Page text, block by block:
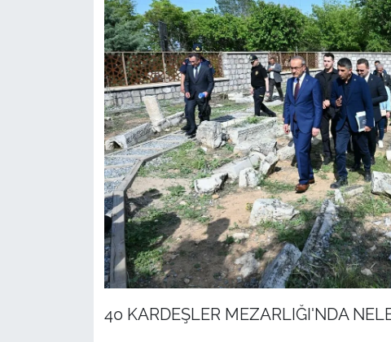
40 KARDEŞLER MEZARLIĞI'NDA